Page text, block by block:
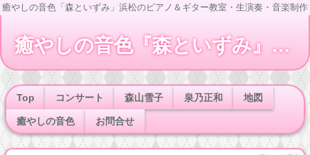
癒やしの音色「森といずみ」浜松のピアノ＆ギター教室・生演奏・音楽制作
癒やしの音色『森といずみ』ピアノ＆ギター教室 音楽制作
Top コンサート 森山雪子 泉乃正和 地図
癒やしの音色 お問合せ